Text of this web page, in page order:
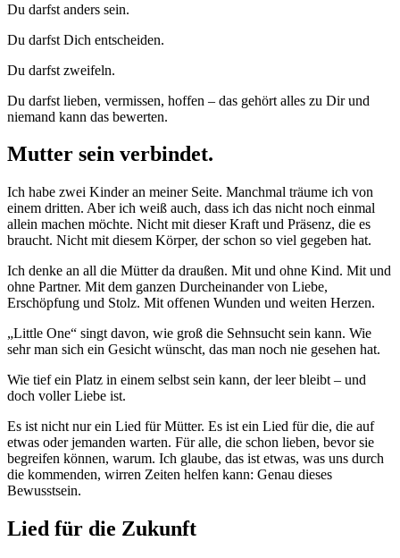
Du darfst anders sein.
Du darfst Dich entscheiden.
Du darfst zweifeln.
Du darfst lieben, vermissen, hoffen – das gehört alles zu Dir und
niemand kann das bewerten.
Mutter sein verbindet.
Ich habe zwei Kinder an meiner Seite. Manchmal träume ich von
einem dritten. Aber ich weiß auch, dass ich das nicht noch einmal
allein machen möchte. Nicht mit dieser Kraft und Präsenz, die es
braucht. Nicht mit diesem Körper, der schon so viel gegeben hat.
Ich denke an all die Mütter da draußen. Mit und ohne Kind. Mit und
ohne Partner. Mit dem ganzen Durcheinander von Liebe,
Erschöpfung und Stolz. Mit offenen Wunden und weiten Herzen.
„Little One“ singt davon, wie groß die Sehnsucht sein kann. Wie
sehr man sich ein Gesicht wünscht, das man noch nie gesehen hat.
Wie tief ein Platz in einem selbst sein kann, der leer bleibt – und
doch voller Liebe ist.
Es ist nicht nur ein Lied für Mütter. Es ist ein Lied für die, die auf
etwas oder jemanden warten. Für alle, die schon lieben, bevor sie
begreifen können, warum. Ich glaube, das ist etwas, was uns durch
die kommenden, wirren Zeiten helfen kann: Genau dieses
Bewusstsein.
Lied für die Zukunft